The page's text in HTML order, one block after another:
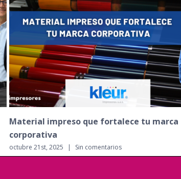
Obsequios para Clientes en Diciembre: Una
Estrategia que Trasciende el Detalle
octubre 17th, 2025 | Sin comentarios